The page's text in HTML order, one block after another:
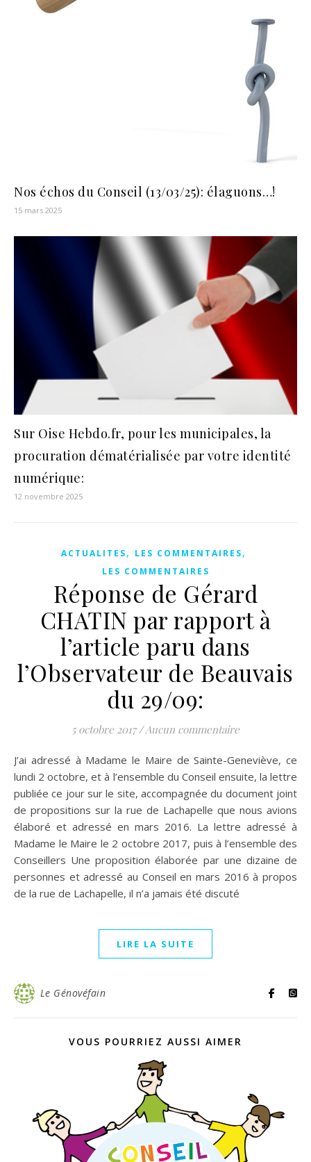
Nos échos du Conseil (13/03/25): élaguons…!
15 mars 2025
Sur Oise Hebdo.fr, pour les municipales, la
procuration dématérialisée par votre identité
numérique:
12 novembre 2025
ACTUALITES, LES COMMENTAIRES,
LES COMMENTAIRES
Réponse de Gérard
CHATIN par rapport à
l’article paru dans
l’Observateur de Beauvais
du 29/09:
5 octobre 2017 /Aucun commentaire
J’ai adressé à Madame le Maire de Sainte-Geneviève, ce
lundi 2 octobre, et à l’ensemble du Conseil ensuite, la lettre
publiée ce jour sur le site, accompagnée du document joint
de propositions sur la rue de Lachapelle que nous avions
élaboré et adressé en mars 2016. La lettre adressé à
Madame le Maire le 2 octobre 2017, puis à l’ensemble des
Conseillers Une proposition élaborée par une dizaine de
personnes et adressé au Conseil en mars 2016 à propos
de la rue de Lachapelle, il n’a jamais été discuté
LIRE LA SUITE
Le Génovéfain
VOUS POURRIEZ AUSSI AIMER